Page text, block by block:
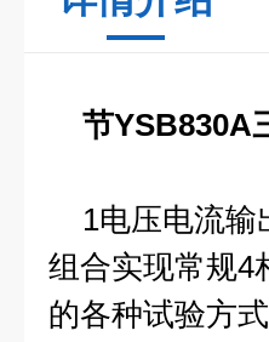
节YSB830A
1电压电流输
组合实现常规4
的各种试验方